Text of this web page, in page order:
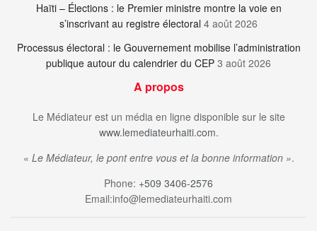
Haïti – Élections : le Premier ministre montre la voie en
s’inscrivant au registre électoral 4 août 2026
Processus électoral : le Gouvernement mobilise l’administration
publique autour du calendrier du CEP 3 août 2026
A propos
Le Médiateur est un média en ligne disponible sur le site
www.lemediateurhaiti.com.
« Le Médiateur, le pont entre vous et la bonne information ».
Phone: +509 3406-2576
Email:info@lemediateurhaiti.com